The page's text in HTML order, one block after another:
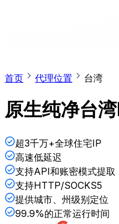
首页 代理位置 台湾
原生纯净台
超3千万+全球住宅IP
高速低延迟
支持API和账密模式提取
支持HTTP/SOCKS5
提供城市、州级别定位
99.9%的正常运行时间